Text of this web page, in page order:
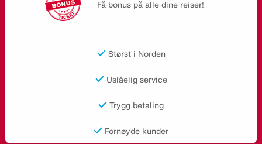
Få bonus på alle dine reiser!
Størst i Norden
Uslåelig service
Trygg betaling
Fornøyde kunder